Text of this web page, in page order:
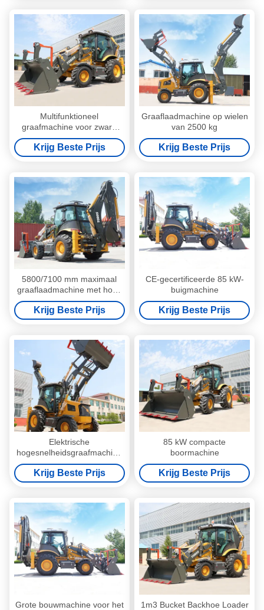
Multifunktioneel
graafmachine voor zware
industriële werkzaamheden
Krijg Beste Prijs
Graaflaadmachine op wielen
van 2500 kg
Krijg Beste Prijs
5800/7100 mm maximaal
graaflaadmachine met hoog
rendement
Krijg Beste Prijs
CE-gecertificeerde 85 kW-
buigmachine
Krijg Beste Prijs
Elektrische
hogesnelheidsgraafmachine
2400 r/min
Krijg Beste Prijs
85 kW compacte
boormachine
Krijg Beste Prijs
Grote bouwmachine voor het
1m3 Bucket Backhoe Loader